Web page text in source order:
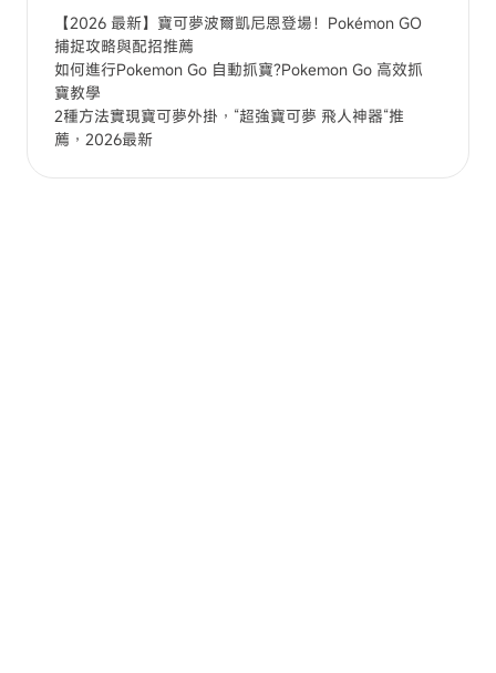
【2026 最新】寶可夢波爾凱尼恩登場！Pokémon GO
捕捉攻略與配招推薦
如何進行Pokemon Go 自動抓寶?Pokemon Go 高效抓
寶教學
2種方法實現寶可夢外掛，“超強寶可夢 飛人神器“推
薦，2026最新